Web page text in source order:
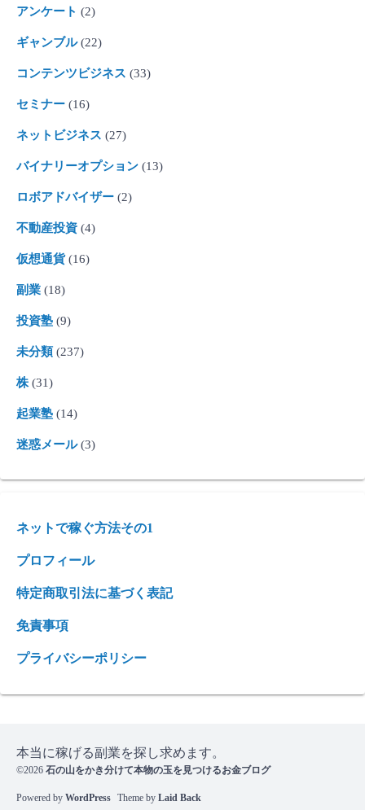
アンケート (2)
ギャンブル(22)
コンテンツビジネス (33)
セミナー (16)
ネットビジネス (27)
バイナリーオプション (13)
ロボアドバイザー (2)
不動産投資 (4)
仮想通貨(16)
副業 (18)
投資塾 (9)
未分類 (237)
株 (31)
起業塾 (14)
迷惑メール(3)
ネットで稼ぐ方法その1
プロフィール
特定商取引法に基づく表記
免責事項
プライバシーポリシー
本当に稼げる副業を探し求めます。
©2026 石の山をかき分けて本物の玉を見つけるお金ブログ
Powered by WordPress Theme by Laid Back